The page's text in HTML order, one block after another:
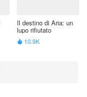
Il destino di Aria: un
lupo rifiutato
 10.9K